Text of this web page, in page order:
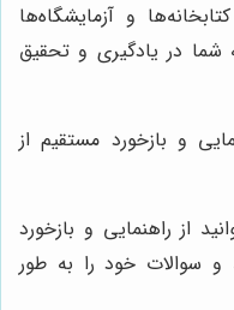
و آزمایشگاه‌ها
شما در یادگیری و تحقیق
و بازخورد مستقیم از
از راهنمایی و بازخورد
و سوالات خود را به طور